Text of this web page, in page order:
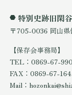
特別史跡旧閑
〒705-0036 岡山
【保存会事務局】
TEL：0869-67-
FAX：0869-67-
Mail：